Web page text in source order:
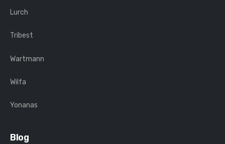
Lurch
Tribest
Wartmann
Wilfa
Yonanas
Blog